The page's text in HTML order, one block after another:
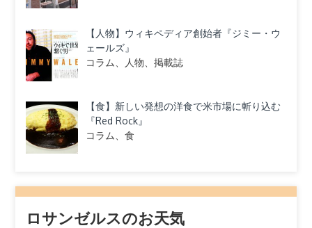
【人物】ウィキペディア創始者『ジミー・ウ
ェールズ』
コラム、人物、掲載誌
【食】新しい発想の洋食で米市場に斬り込む
『Red Rock』
コラム、食
ロサンゼルスのお天気